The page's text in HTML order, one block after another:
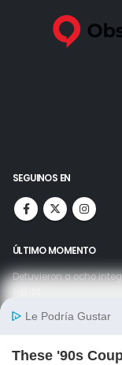
SEGUINOS EN
ÚLTIMO MOMENTO
Detuvieron a ocho